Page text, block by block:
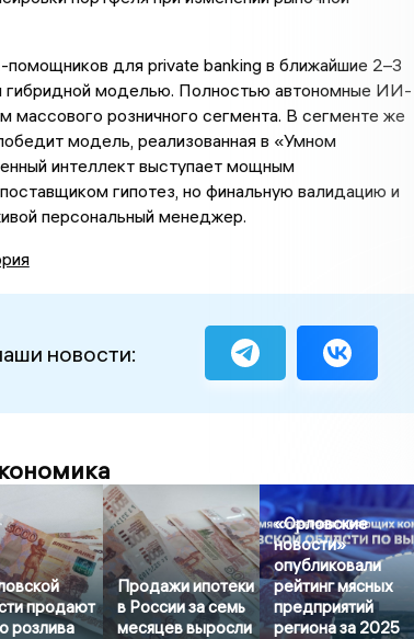
помощников для private banking в ближайшие 2–3
гибридной моделью. Полностью автономные ИИ-
массового розничного сегмента. В сегменте же
модель, реализованная в «Умном
интеллект выступает мощным
гипотез, но финальную валидацию и
персональный менеджер.
новости:
продают
розлива
Продажи ипотеки
в России за семь
месяцев выросли
«Орловские
новости»
опубликовали
рейтинг мясных
предприятий
региона за 2025